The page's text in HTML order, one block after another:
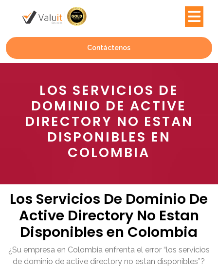
Contáctenos
LOS SERVICIOS DE
DOMINIO DE ACTIVE
DIRECTORY NO ESTAN
DISPONIBLES EN
COLOMBIA
Los Servicios De Dominio De
Active Directory No Estan
Disponibles en Colombia
¿Su empresa en Colombia enfrenta el error “los servicios
de dominio de active directory no estan disponibles”?